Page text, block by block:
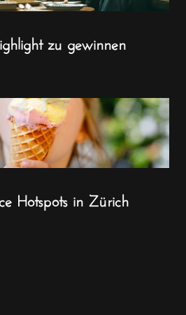
zu gewinnen
Hotspots in Zürich